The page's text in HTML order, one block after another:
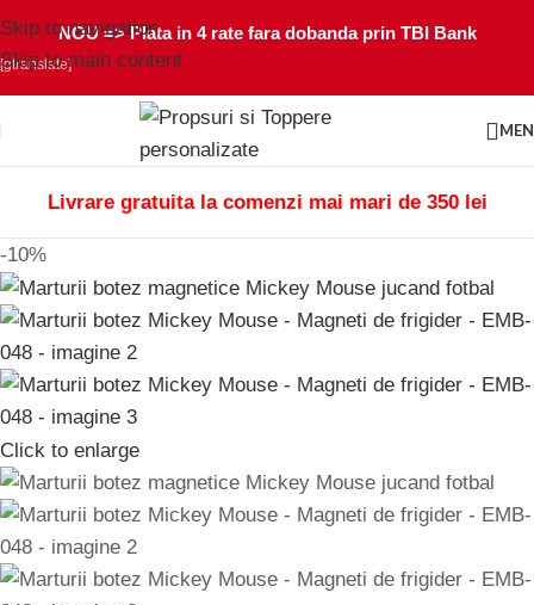
Skip to navigation
Skip to main content
NOU =>Plata in 4 rate fara dobanda prin TBI Bank
[gtranslate]
Livrare gratuita la comenzi mai mari de 350 lei
-10%
Click to enlarge